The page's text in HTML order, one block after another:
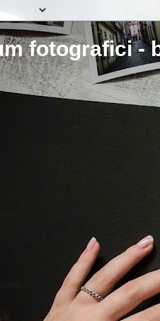
fotografici -